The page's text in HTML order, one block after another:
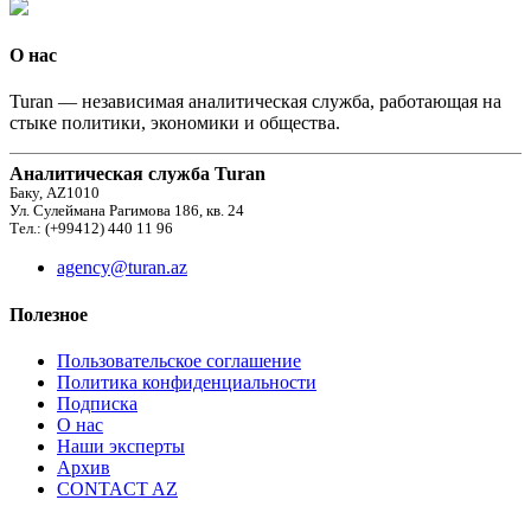
О нас
Turan — независимая аналитическая служба, работающая на
стыке политики, экономики и общества.
Аналитическая служба Turan
Баку, AZ1010
Ул. Сулеймана Рагимова 186, кв. 24
Тел.: (+99412) 440 11 96
agency@turan.az
Полезное
Пользовательское соглашение
Политика конфиденциальности
Подписка
О нас
Наши эксперты
Архив
CONTACT AZ